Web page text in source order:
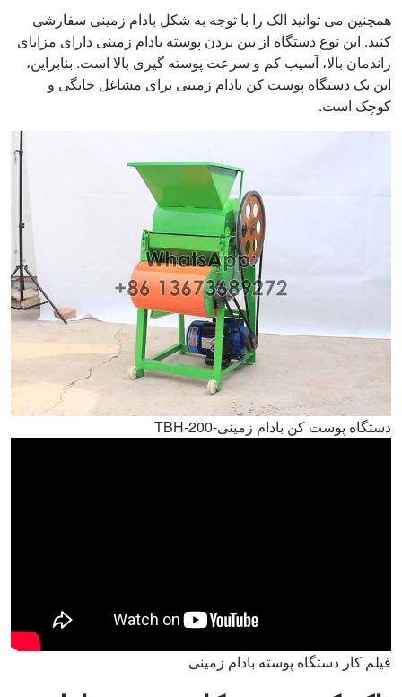
همچنین می توانید الک را با توجه به شکل بادام زمینی سفارشی
کنید. این نوع دستگاه از بین بردن پوسته بادام زمینی دارای مزایای
راندمان بالا، آسیب کم و سرعت پوسته گیری بالا است. بنابراین،
این یک دستگاه پوست کن بادام زمینی برای مشاغل خانگی و
کوچک است.
دستگاه پوست کن بادام زمینی-TBH-200
فیلم کار دستگاه پوسته بادام زمینی